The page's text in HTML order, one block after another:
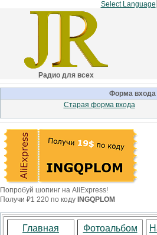
Select Language
Радио для всех
Форма входа
Старая форма входа
Попробуй шопинг на AliExpress!
Получи ₽1 220 по коду INGQPLOM
Главная Фотоальбом